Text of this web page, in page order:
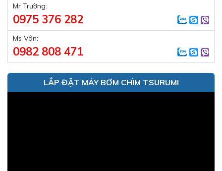
Mr Trường:
0975 376 282
Ms Vân:
0982 808 471
LẮP ĐẶT MÁY BƠM CHÌM TSURUMI